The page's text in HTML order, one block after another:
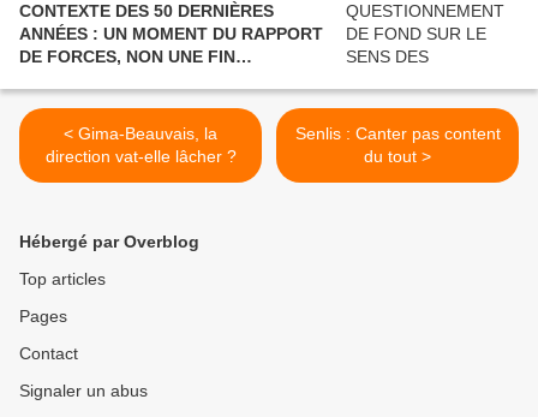
CONTEXTE DES 50 DERNIÈRES
ANNÉES : UN MOMENT DU RAPPORT
DE FORCES, NON UNE FIN
< Gima-Beauvais, la
direction vat-elle lâcher ?
Senlis : Canter pas content
du tout >
Hébergé par Overblog
Top articles
Pages
Contact
Signaler un abus